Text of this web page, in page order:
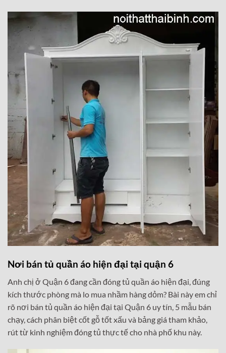
Nơi bán tủ quần áo hiện đại tại quận 6
Anh chị ở Quận 6 đang cần đóng tủ quần áo hiện đại, đúng
kích thước phòng mà lo mua nhầm hàng dỏm? Bài này em chỉ
rõ nơi bán tủ quần áo hiện đại tại Quận 6 uy tín, 5 mẫu bán
chạy, cách phân biệt cốt gỗ tốt xấu và bảng giá tham khảo,
rút từ kinh nghiệm đóng tủ thực tế cho nhà phố khu này.